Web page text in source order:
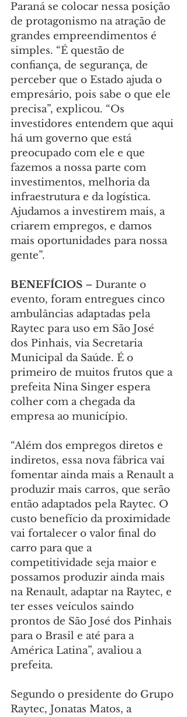
Paraná se colocar nessa posição
de protagonismo na atração de
grandes empreendimentos é
simples. “É questão de
confiança, de segurança, de
perceber que o Estado ajuda o
empresário, pois sabe o que ele
precisa”, explicou. “Os
investidores entendem que aqui
há um governo que está
preocupado com ele e que
fazemos a nossa parte com
investimentos, melhoria da
infraestrutura e da logística.
Ajudamos a investirem mais, a
criarem empregos, e damos
mais oportunidades para nossa
gente”.
BENEFÍCIOS – Durante o
evento, foram entregues cinco
ambulâncias adaptadas pela
Raytec para uso em São José
dos Pinhais, via Secretaria
Municipal da Saúde. É o
primeiro de muitos frutos que a
prefeita Nina Singer espera
colher com a chegada da
empresa ao município.
“Além dos empregos diretos e
indiretos, essa nova fábrica vai
fomentar ainda mais a Renault a
produzir mais carros, que serão
então adaptados pela Raytec. O
custo benefício da proximidade
vai fortalecer o valor final do
carro para que a
competitividade seja maior e
possamos produzir ainda mais
na Renault, adaptar na Raytec, e
ter esses veículos saindo
prontos de São José dos Pinhais
para o Brasil e até para a
América Latina”, avaliou a
prefeita.
Segundo o presidente do Grupo
Raytec, Jonatas Matos, a